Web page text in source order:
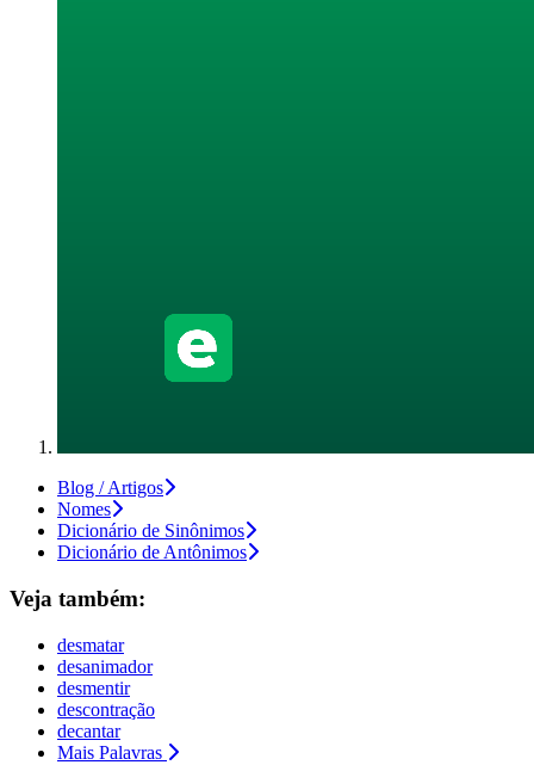
Blog / Artigos
Nomes
Dicionário de Sinônimos
Dicionário de Antônimos
Veja também:
desmatar
desanimador
desmentir
descontração
decantar
Mais Palavras